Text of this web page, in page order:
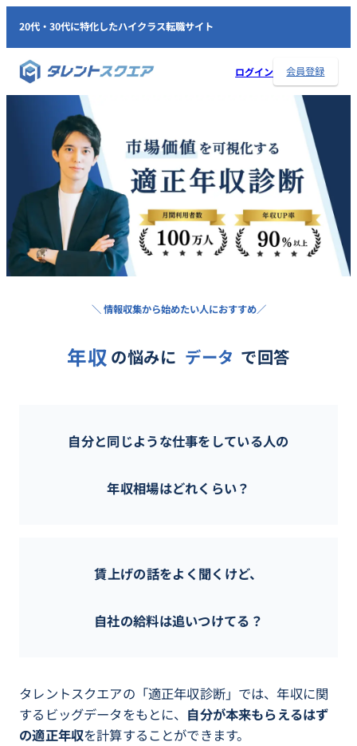
20代・30代に特化したハイクラス転職サイト
ログイン 会員登録
＼ 情報収集から始めたい人におすすめ／
年収 の悩みに データ で回答
自分と同じような仕事をしている人の
年収相場はどれくらい？
賃上げの話をよく聞くけど、
自社の給料は追いつけてる？
タレントスクエアの「適正年収診断」では、年収に関
するビッグデータをもとに、 自分が本来もらえるはず
の適正年収を計算することができます。